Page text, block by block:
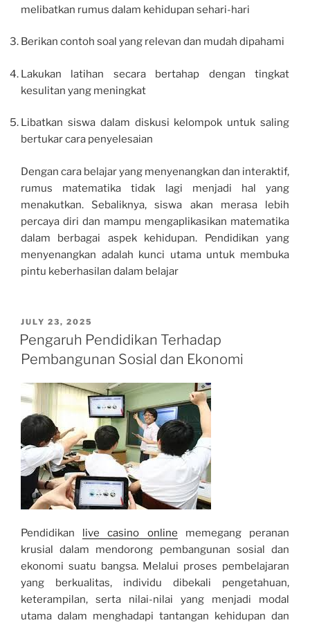
melibatkan rumus dalam kehidupan sehari-hari
Berikan contoh soal yang relevan dan mudah dipahami
Lakukan latihan secara bertahap dengan tingkat
kesulitan yang meningkat
Libatkan siswa dalam diskusi kelompok untuk saling
bertukar cara penyelesaian
Dengan cara belajar yang menyenangkan dan interaktif,
rumus matematika tidak lagi menjadi hal yang
menakutkan. Sebaliknya, siswa akan merasa lebih
percaya diri dan mampu mengaplikasikan matematika
dalam berbagai aspek kehidupan. Pendidikan yang
menyenangkan adalah kunci utama untuk membuka
pintu keberhasilan dalam belajar
POSTED
ON
JULY 23, 2025
Pengaruh Pendidikan Terhadap
Pembangunan Sosial dan Ekonomi
Pendidikan live casino online memegang peranan
krusial dalam mendorong pembangunan sosial dan
ekonomi suatu bangsa. Melalui proses pembelajaran
yang berkualitas, individu dibekali pengetahuan,
keterampilan, serta nilai-nilai yang menjadi modal
utama dalam menghadapi tantangan kehidupan dan